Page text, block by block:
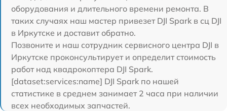
оборудования и длительного времени ремонта. В
таких случаях наш мастер привезет DJI Spark в сц DJI
в Иркутске и доставит обратно.
Позвоните и наш сотрудник сервисного центра DJI в
Иркутске проконсультирует и определит стоимость
работ над квадрокоптера DJI Spark.
[dataset:services:name] DJI Spark по нашей
статистике в среднем занимает 2 часа при наличии
всех необходимых запчастей.